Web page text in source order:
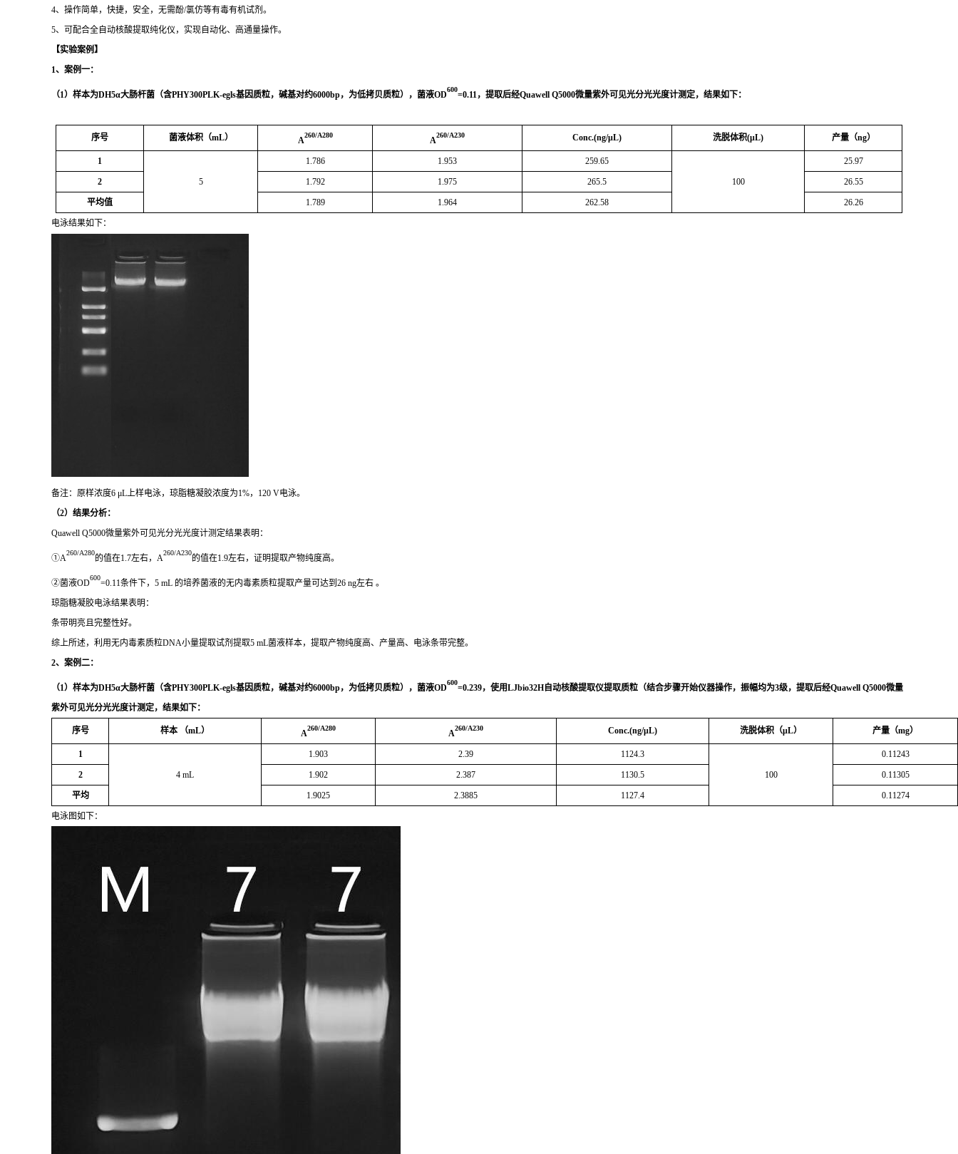
4、操作简单，快捷，安全，无需酚/氯仿等有毒有机试剂。
5、可配合全自动核酸提取纯化仪，实现自动化、高通量操作。
【实验案例】
1、案例一：
（1）样本为DH5α大肠杆菌（含PHY300PLK-egls基因质粒，碱基对约6000bp，为低拷贝质粒），菌液OD
600
=0.11， 提取后经Quawell Q5000微量紫外可见光分光光度计测定，结果如下：
序号 菌液体积（mL） A
260/A280
A
260/A230 Conc.(ng/μL) 洗脱体积(μL) 产量（ng）
1
5
1.786 1.953 259.65
100
25.97
2 1.792 1.975 265.5 26.55
平均值 1.789 1.964 262.58 26.26
电泳结果如下：
备注：原样浓度6 μL上样电泳，琼脂糖凝胶浓度为1%，120 V电泳。
（2）结果分析：
Quawell Q5000微量紫外可见光分光光度计测定结果表明：
①A
260/A280
的值在1.7左右，A
260/A230
的值在1.9左右，证明提取产物纯度高。
②菌液OD
600
=0.11条件下，5 mL 的培养菌液的无内毒素质粒提取产量可达到26 ng左右 。
琼脂糖凝胶电泳结果表明：
条带明亮且完整性好。
综上所述，利用无内毒素质粒DNA小量提取试剂提取5 mL菌液样本，提取产物纯度高、产量高、电泳条带完整。
2、案例二：
（1）样本为DH5α大肠杆菌（含PHY300PLK-egls基因质粒，碱基对约6000bp，为低拷贝质粒），菌液OD
600
=0.239，使用LJbio32H 自动核酸提取仪提取质粒（结合步骤开始仪器操作，振幅均为3级， 提取后经Quawell Q5000微量
紫外可见光分光光度计测定，结果如下：
序号 样本 （mL） A
260/A280
A
260/A230 Conc.(ng/μL) 洗脱体积（μL） 产量（mg）
1
4 mL
1.903 2.39 1124.3
100
0.11243
2 1.902 2.387 1130.5 0.11305
平均 1.9025 2.3885 1127.4 0.11274
电泳图如下：